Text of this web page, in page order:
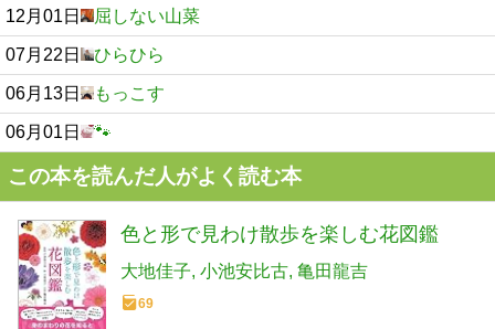
12月01日 屈しない山菜
07月22日 ひらひら
06月13日 もっこす
06月01日 🐾
この本を読んだ人がよく読む本
色と形で見わけ散歩を楽しむ花図鑑
大地佳子 小池安比古 亀田龍吉
69